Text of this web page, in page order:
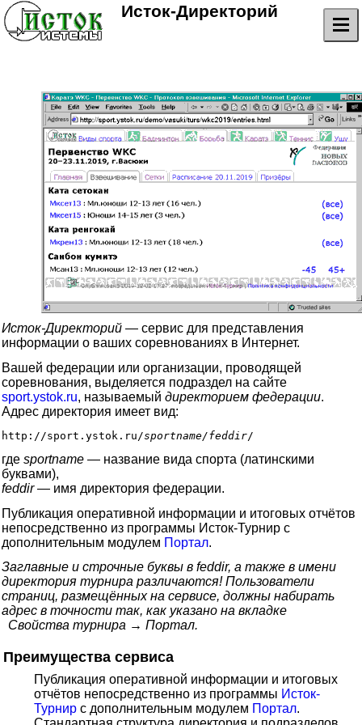
Исток-Директорий
Исток-Директорий — сервис для представления
информации о ваших соревнованиях в Интернет.
Вашей федерации или организации, проводящей
соревнования, выделяется подраздел на сайте
sport.ystok.ru, называемый директорием федерации.
Адрес директория имеет вид:
http://sport.ystok.ru/sportname/feddir
где sportname — название вида спорта (латинскими
буквами),
feddir— имя директория федерации.
Публикация оперативной информации и итоговых отчётов
непосредственно из программы Исток-Турнир с
дополнительным модулем Портал.
Заглавные и строчные буквы в feddir, а также в имени
директория турнира различаются! Пользователи
страниц, размещённых на сервисе, должны набирать
адрес в точности так, как указано на вкладке
Свойства турнира → Портал.
Преимущества сервиса
Публикация оперативной информации и итоговых
отчётов непосредственно из программы Исток-
Турнир с дополнительным модулем Портал.